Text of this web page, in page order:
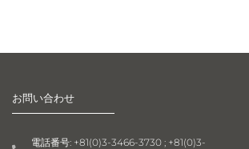
お問い合わせ
電話番号: +81(0)3-3466-3730 ; +81(0)3-